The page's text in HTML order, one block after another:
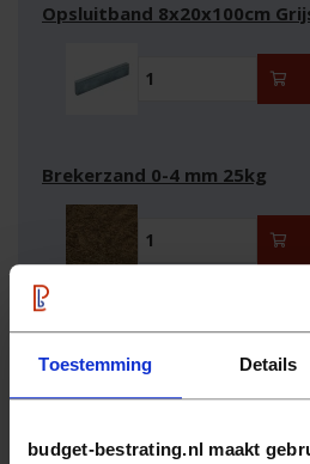
Toestemming Details
budget-bestrating.nl maakt
Opsluitband 8x20x100cm
Brekerzand 0-4 mm 25kg
Graphite Sparkle 0,1-0,8 mm